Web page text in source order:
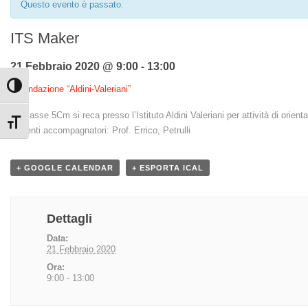
Attiva/disattiva alto contrasto
Attiva/disattiva dimensione testo
Questo evento è passato.
ITS Maker
21 Febbraio 2020 @ 9:00 - 13:00
« Fondazione “Aldini-Valeriani”
La classe 5Cm si reca presso l’Istituto Aldini Valeriani per attività di
Docenti accompagnatori: Prof. Errico, Petrulli
+ GOOGLE CALENDAR + ESPORTA ICAL
Dettagli
Data:
21 Febbraio 2020
Ora:
9:00 - 13:00